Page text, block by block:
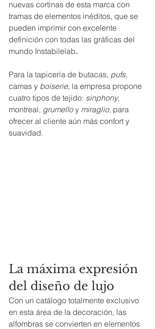
nuevas cortinas de esta marca con
tramas de elementos inéditos, que se
pueden imprimir con excelente
definición con todas las gráficas del
mundo Instabilelab.
Para la tapicería de butacas, pufs,
camas y boiserie, la empresa propone
cuatro tipos de tejido: sinphony,
montreal, grumello y miraglio, para
ofrecer al cliente aún más confort y
suavidad.
La máxima expresión
del diseño de lujo
Con un catálogo totalmente exclusivo
en esta área de la decoración, las
alfombras se convierten en elementos